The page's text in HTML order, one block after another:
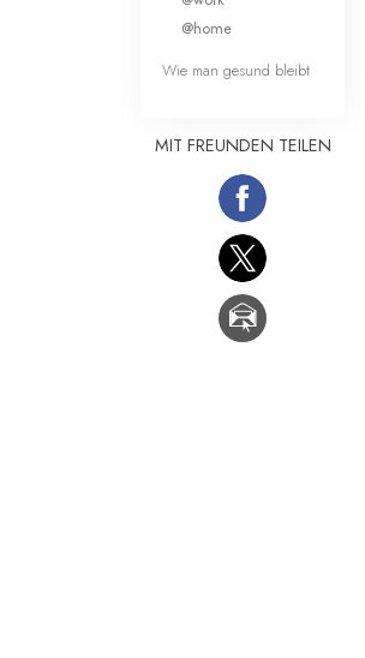
@home
Wie man gesund bleibt
MIT FREUNDEN TEILEN